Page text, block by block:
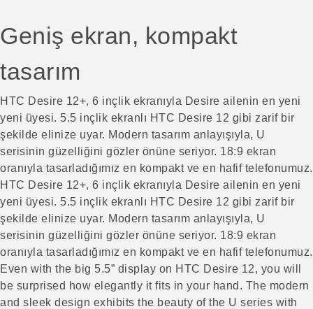
Geniş ekran, kompakt
tasarım
HTC Desire 12+, 6 inçlik ekranıyla Desire ailenin en yeni
yeni üyesi. 5.5 inçlik ekranlı HTC Desire 12 gibi zarif bir
şekilde elinize uyar. Modern tasarım anlayışıyla, U
serisinin güzelliğini gözler önüne seriyor. 18:9 ekran
oranıyla tasarladığımız en kompakt ve en hafif telefonumuz.
HTC Desire 12+, 6 inçlik ekranıyla Desire ailenin en yeni
yeni üyesi. 5.5 inçlik ekranlı HTC Desire 12 gibi zarif bir
şekilde elinize uyar. Modern tasarım anlayışıyla, U
serisinin güzelliğini gözler önüne seriyor. 18:9 ekran
oranıyla tasarladığımız en kompakt ve en hafif telefonumuz.
Even with the big 5.5” display on HTC Desire 12, you will
be surprised how elegantly it fits in your hand. The modern
and sleek design exhibits the beauty of the U series with